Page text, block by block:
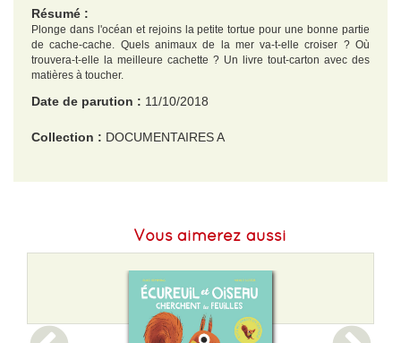
Résumé :
Plonge dans l'océan et rejoins la petite tortue pour une bonne partie
de cache-cache. Quels animaux de la mer va-t-elle croiser ? Où
trouvera-t-elle la meilleure cachette ? Un livre tout-carton avec des
matières à toucher.
Date de parution : 11/10/2018
Collection : DOCUMENTAIRES A
Vous aimerez aussi